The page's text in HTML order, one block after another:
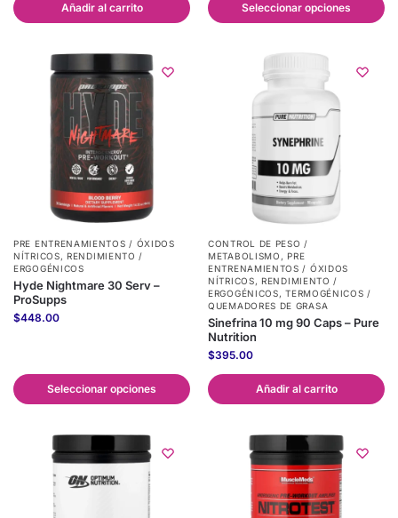
Añadir al carrito Seleccionar opciones
PRE ENTRENAMIENTOS / ÓXIDOS
NÍTRICOS,RENDIMIENTO /
ERGOGÉNICOS
Hyde Nightmare 30 Serv –
ProSupps
$448.00
Seleccionar opciones
CONTROL DE PESO /
METABOLISMO ,PRE
ENTRENAMIENTOS / ÓXIDOS
NÍTRICOS,RENDIMIENTO /
ERGOGÉNICOS,TERMOGÉNICOS /
QUEMADORES DE GRASA
Sinefrina 10 mg 90 Caps – Pure
Nutrition
$395.00
Añadir al carrito